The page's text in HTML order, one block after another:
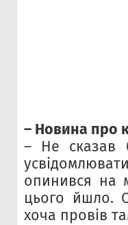
– Новина про
– Не сказав
опинився на
цього йшло.
хоча провів